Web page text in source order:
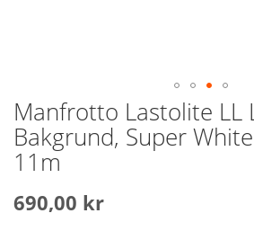
Manfrotto Lastolite LL
Bakgrund, Super
11m
690,00 kr
Skip
to
the
beginning
of
the
images